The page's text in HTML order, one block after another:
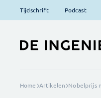
Tijdschrift Podcast
Home Artikelen Nobelprijs